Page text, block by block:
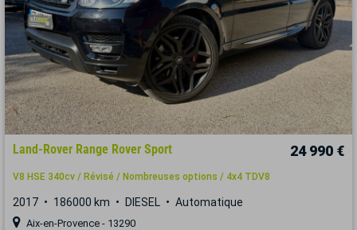
Land-Rover Range Rover Sport 24 990 €
V8 HSE 340cv / Révisé / Nombreuses options / 4x4 TDV8
2017 186000 km DIESEL Automatique
Aix-en-Provence - 13290